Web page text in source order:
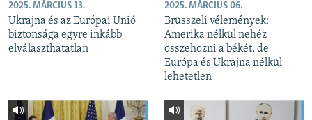
2025. MÁRCIUS 13.
Ukrajna és az Európai Unió
biztonsága egyre inkább
elválaszthatatlan
2025. MÁRCIUS 06.
Brüsszeli vélemények:
Amerika nélkül nehéz
összehozni a békét, de
Európa és Ukrajna nélkül
lehetetlen